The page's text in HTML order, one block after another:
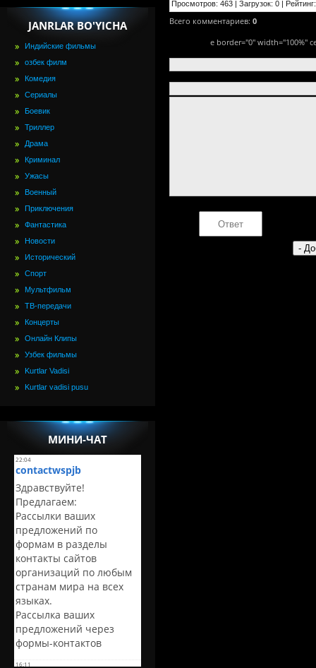
JANRLAR BO'YICHA
Индийские фильмы
озбек филм
Комедия
Сериалы
Боевик
Триллер
Драма
Криминал
Ужасы
Военный
Приключения
Фантастика
Новости
Исторический
Спорт
Мультфильм
ТВ-передачи
Концерты
Онлайн Клипы
Узбек фильмы
Kurtlar Vadisi
Kurtlar vadisi pusu
МИНИ-ЧАТ
Просмотров: 463 | Загрузок: 0 | Рейтинг:
Всего комментариев: 0
e border="0" width="100%"